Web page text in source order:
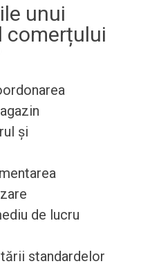
unui
comerțului
și
de lucru
standardelor